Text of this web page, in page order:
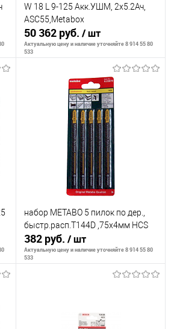
W 18 L 9-125 Акк.УШМ, 2х5.2Ач,
ASC55,Metabox
50 362 руб./ шт
Актуальную цену и наличие уточняйте 8 914 55 80
533
В корзину
К сравнению
В избранное
В наличии
набор METABO 5 пилок по дер.,
быстр.расп.T144D ,75х4мм HCS
382 руб./ шт
Актуальную цену и наличие уточняйте 8 914 55 80
533